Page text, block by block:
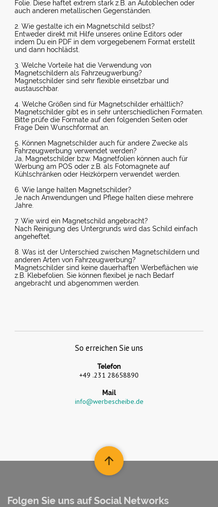
Folie. Diese haftet extrem stark z.B. an Autoblechen oder
auch anderen metallischen Gegenständen.
2. Wie gestalte ich ein Magnetschild selbst?
Entweder direkt mit Hilfe unseres online Editors oder
indem Du ein PDF in dem vorgegebenem Format erstellt
und dann hochlädst.
3. Welche Vorteile hat die Verwendung von
Magnetschildern als Fahrzeugwerbung?
Magnetschilder sind sehr flexible einsetzbar und
austauschbar.
4. Welche Größen sind für Magnetschilder erhältlich?
Magnetschilder gibt es in sehr unterschiedlichen Formaten.
Bitte prüfe die Formate auf den folgenden Seiten oder
Frage Dein Wunschformat an.
5. Können Magnetschilder auch für andere Zwecke als
Fahrzeugwerbung verwendet werden?
Ja, Magnetschilder bzw. Magnetfolien können auch für
Werbung am POS oder z.B. als Fotomagnete auf
Kühlschränken oder Heizkörpern verwendet werden.
6. Wie lange halten Magnetschilder?
Je nach Anwendungen und Pflege halten diese mehrere
Jahre.
7. Wie wird ein Magnetschild angebracht?
Nach Reinigung des Untergrunds wird das Schild einfach
angeheftet.
8. Was ist der Unterschied zwischen Magnetschildern und
anderen Arten von Fahrzeugwerbung?
Magnetschilder sind keine dauerhaften Werbeflächen wie
z.B. Klebefolien. Sie können flexibel je nach Bedarf
angebracht und abgenommen werden.
So erreichen Sie uns
Telefon
+49 .231 28658890
Mail
info@werbescheibe.de
Folgen Sie uns auf Social Networks